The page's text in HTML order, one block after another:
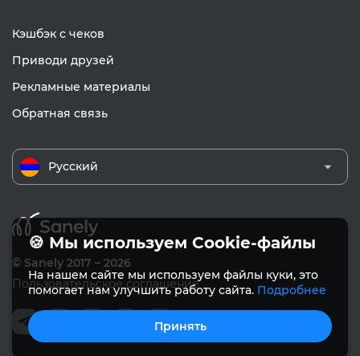
Кэшбэк с чеков
Приводи друзей
Рекламные материалы
Обратная связь
Русский
© Sanely 2017 – 2026
Пользовательское соглашение
🍪 Мы используем Cookie-файлы
На нашем сайте мы используем файлы куки, это
помогает нам улучшить работу сайта. Подробнее
Принять